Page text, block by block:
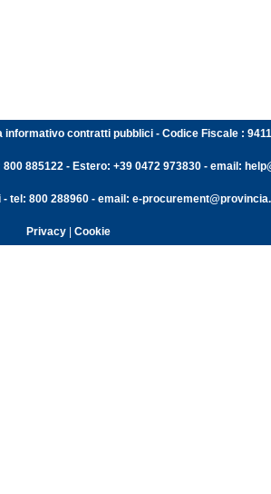
contratti pubblici - Codice Fiscale :
885122 - Estero: +39 0472 973830 - email:
tel: 800 288960 - email: e-
Privacy| Cookie